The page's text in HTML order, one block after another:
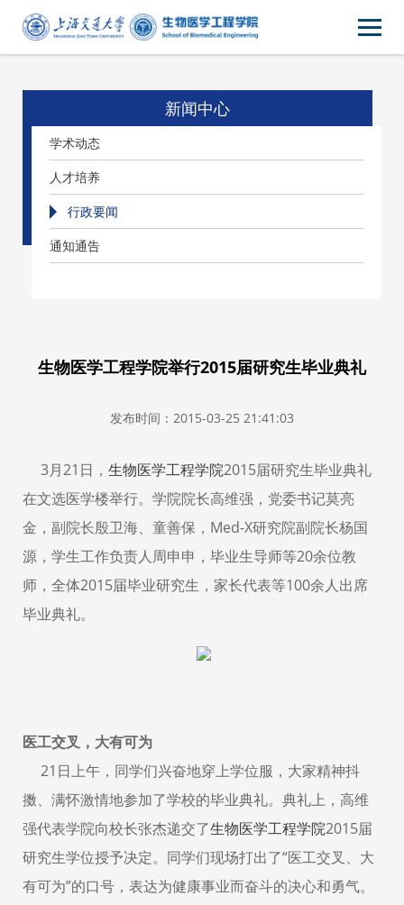
新闻中心
学术动态
人才培养
行政要闻
通知通告
生物医学工程学院举行2015届研究生毕业典礼
发布时间：2015-03-25 21:41:03
3月21日， 生物医学工程学院2015届研究生毕业典礼
在文选医学楼举行。学院院长高维强，党委书记莫亮
金，副院长殷卫海、童善保，Med-X研究院副院长杨国
源，学生工作负责人周申申，毕业生导师等20余位教
师，全体2015届毕业研究生，家长代表等100余人出席
毕业典礼。
医工交叉，大有可为
21日上午，同学们兴奋地穿上学位服，大家精神抖
擞、满怀激情地参加了学校的毕业典礼。典礼上，高维
强代表学院向校长张杰递交了生物医学工程学院2015届
研究生学位授予决定。同学们现场打出了“医工交叉、大
有可为”的口号，表达为健康事业而奋斗的决心和勇气。